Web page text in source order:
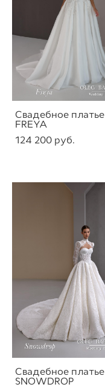
Свадебное платье
FREYA
124 200 pуб.
Свадебное платье
SNOWDROP